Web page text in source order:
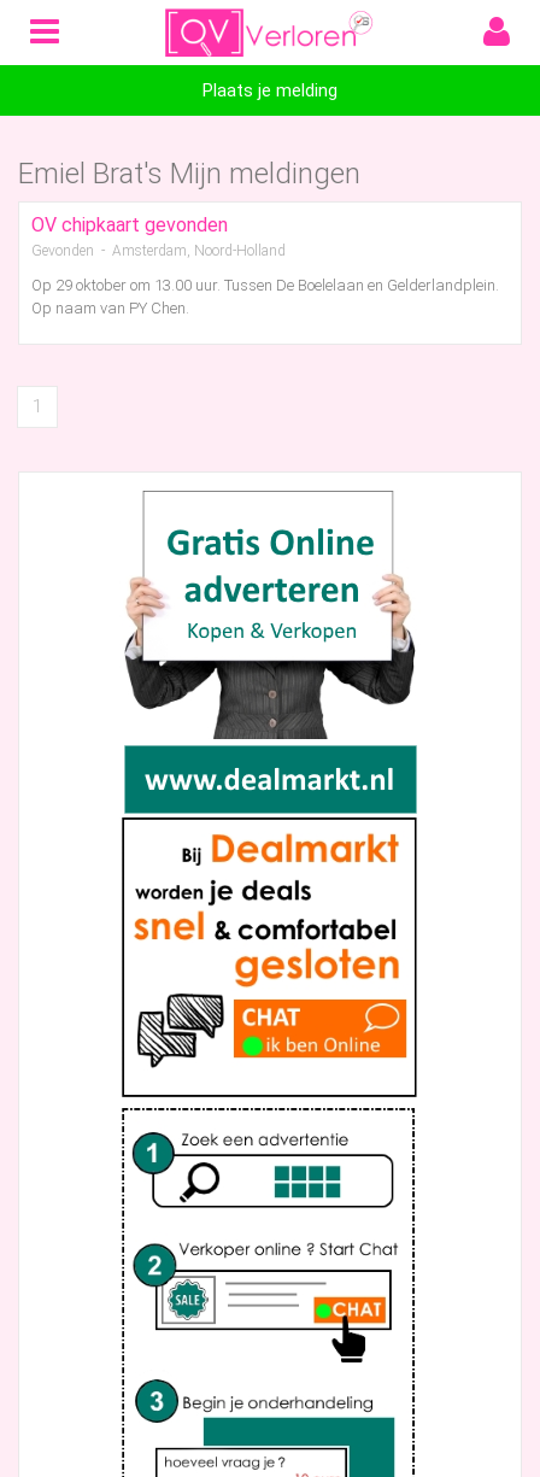
Plaats je melding
Emiel Brat's Mijn meldingen
OV chipkaart gevonden
Gevonden - Amsterdam, Noord-Holland
Op 29 oktober om 13.00 uur. Tussen De Boelelaan en Gelderlandplein.
Op naam van PY Chen.
1